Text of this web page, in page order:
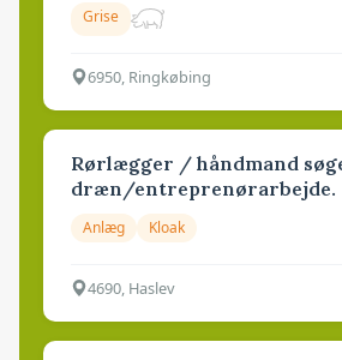
Grise
6950, Ringkøbing
Rørlægger / håndmand
dræn/entreprenørarbejde.
Anlæg Kloak
4690, Haslev